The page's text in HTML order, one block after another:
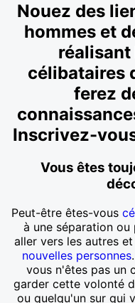
Nouez des
hommes et
réalisant
célibataires
ferez
Inscrivez-
Vous êtes
Peut-être êtes-vous
à une séparation
aller vers les autres
nouvelles personnes
vous n'êtes pas un
garder cette volonté
ou quelqu'un sur qui